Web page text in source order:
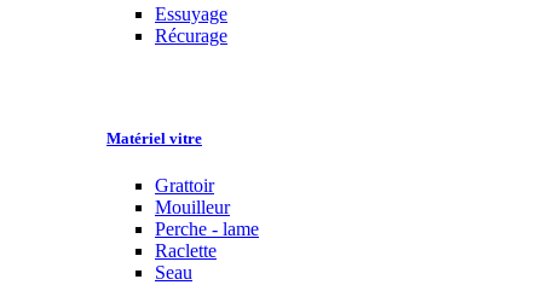
Essuyage
Récurage
Matériel vitre
Grattoir
Mouilleur
Perche - lame
Raclette
Seau